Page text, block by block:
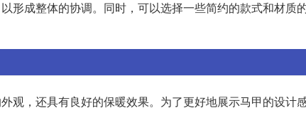
形成整体的协调。同时，可以选择一些简约的款式和材质
观，还具有良好的保暖效果。为了更好地展示马甲的设计